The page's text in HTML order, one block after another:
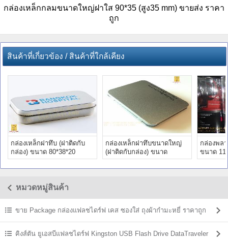
กล่องเหล็กกลมขนาดใหญ่ฝาใส 90*35 (สูง35 mm) ขายส่ง ราคา
ถูก
สินค้าที่เกี่ยวข้อง / สินค้าที่ใกล้เคียง
กล่องเหล็กฝาทึบ (ฝาติดกับ
กล่อง) ขนาด 80*38*20
กล่องเหล็กฝาทึบขนาดใหญ่
(ฝาติดกับกล่อง) ขนาด
115*85*22 mm
กล่องพล
ขนาด
หมวดหมู่สินค้า
ขาย Package กล่องแฟลชไดร์ฟ เคส ซองใส่ ถุงผ้ากำมะหยี่ ราคาถูก
คิงส์ตัน ยูเอสบีแฟลชไดร์ฟ Kingston USB Flash Drive DataTraveler